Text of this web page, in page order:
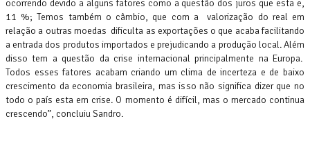
ocorrendo devido a alguns fatores como a questão dos juros que esta e,
11 %; Temos também o câmbio, que com a valorização do real em
relação a outras moedas dificulta as exportações o que acaba facilitando
a entrada dos produtos importados e prejudicando a produção local. Além
disso tem a questão da crise internacional principalmente na Europa.
Todos esses fatores acabam criando um clima de incerteza e de baixo
crescimento da economia brasileira, mas isso não significa dizer que no
todo o país esta em crise. O momento é difícil, mas o mercado continua
crescendo”, concluiu Sandro.